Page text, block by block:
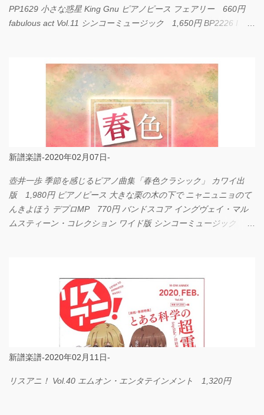
PP1629 小さな惑星 King Gnu ピアノピース フェアリー 660円
fabulous act Vol.11 シンコーミュージック 1,650円 BP2226 I
新譜楽譜-2020年02月07日-
壺井一歩 季節を感じるピアノ曲集「春色クラシック」 カワイ出
版 1,980円 ピアノピース 大きな栗の木の下で ニャニュニョのて
んきよほう デプロMP 770円 バンドスコア イングヴェイ・マル
ムスティーン・コレクション ワイド版 シンコーミュージック
新譜楽譜-2020年02月11日-
リスアニ！ Vol.40 エムオン・エンタテインメント 1,320円